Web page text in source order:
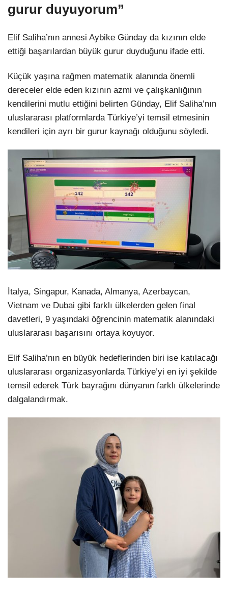
gurur duyuyorum”
Elif Saliha’nın annesi Aybike Günday da kızının elde
ettiği başarılardan büyük gurur duyduğunu ifade etti.
Küçük yaşına rağmen matematik alanında önemli
dereceler elde eden kızının azmi ve çalışkanlığının
kendilerini mutlu ettiğini belirten Günday, Elif Saliha’nın
uluslararası platformlarda Türkiye’yi temsil etmesinin
kendileri için ayrı bir gurur kaynağı olduğunu söyledi.
İtalya, Singapur, Kanada, Almanya, Azerbaycan,
Vietnam ve Dubai gibi farklı ülkelerden gelen final
davetleri, 9 yaşındaki öğrencinin matematik alanındaki
uluslararası başarısını ortaya koyuyor.
Elif Saliha’nın en büyük hedeflerinden biri ise katılacağı
uluslararası organizasyonlarda Türkiye’yi en iyi şekilde
temsil ederek Türk bayrağını dünyanın farklı ülkelerinde
dalgalandırmak.